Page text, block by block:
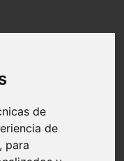
de
de
para
Stanford